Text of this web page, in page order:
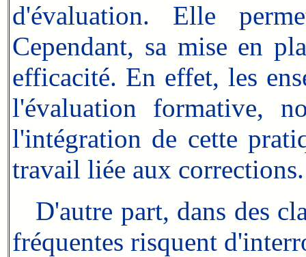
d'évaluation. Elle
Cependant, sa mise en
efficacité. En effet, les
l'évaluation formative,
l'intégration de cette
travail liée aux corrections.
D'autre part, dans des
fréquentes risquent